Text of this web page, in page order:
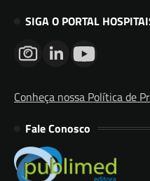
SIGA O PORTAL
Conheça nossa Política de
Fale Conosco